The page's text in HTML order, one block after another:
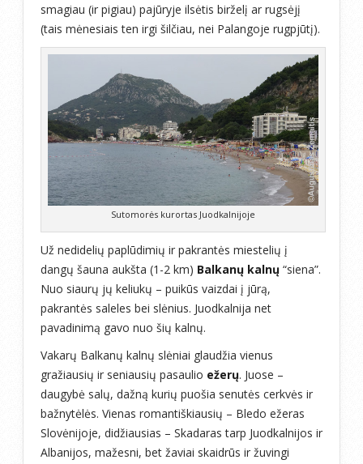
smagiau (ir pigiau) pajūryje ilsėtis birželį ar rugsėjį
(tais mėnesiais ten irgi šilčiau, nei Palangoje rugpjūtį).
Sutomorės kurortas Juodkalnijoje
Už nedidelių paplūdimių ir pakrantės miestelių į
dangų šauna aukšta (1-2 km) Balkanų kalnų “siena”.
Nuo siaurų jų keliukų – puikūs vaizdai į jūrą,
pakrantės saleles bei slėnius. Juodkalnija net
pavadinimą gavo nuo šių kalnų.
Vakarų Balkanų kalnų slėniai glaudžia vienus
gražiausių ir seniausių pasaulio ežerų. Juose –
daugybė salų, dažną kurių puošia senutės cerkvės ir
bažnytėlės. Vienas romantiškiausių – Bledo ežeras
Slovėnijoje, didžiausias – Skadaras tarp Juodkalnijos ir
Albanijos, mažesni, bet žaviai skaidrūs ir žuvingi